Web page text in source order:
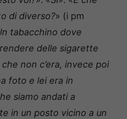
di diverso?» (i pm
tabacchino dove
delle sigarette
non c’era, invece poi
foto e lei era in
siamo andati a
in un posto vicino a un